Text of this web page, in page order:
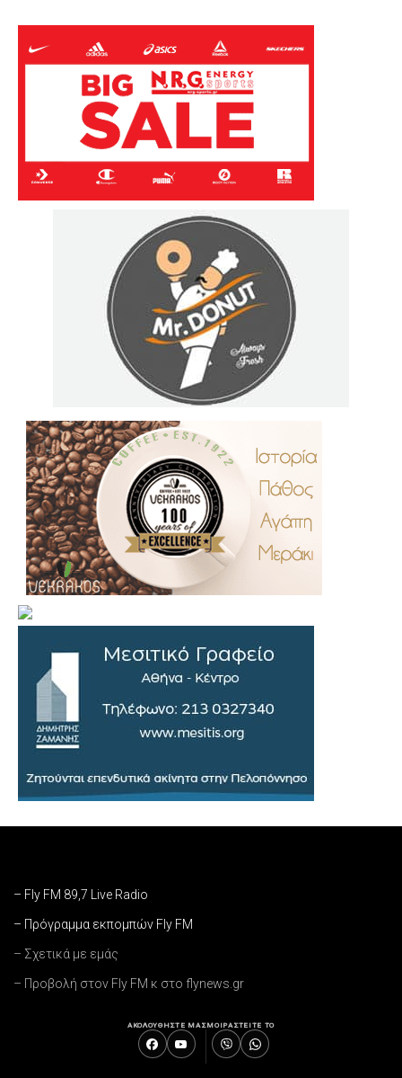
– Fly FM 89,7 Live Radio
– Πρόγραμμα εκπομπών Fly FM
– Σχετικά με εμάς
– Προβολή στον Fly FM κ στο flynews.gr
ΑΚΟΛΟΥΘΗΣΤΕ ΜΑΣΜΟΙΡΑΣΤΕΙΤΕ ΤΟ